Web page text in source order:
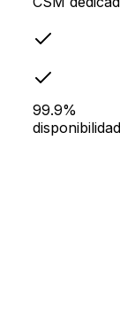
99.9%
disponibilidad